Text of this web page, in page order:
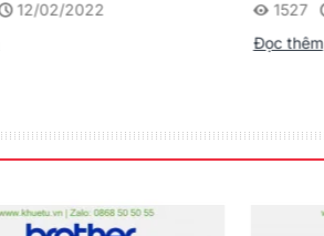
12/02/2022
1527
Đọc thêm